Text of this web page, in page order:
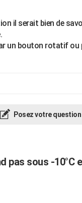
il serait bien de
un bouton rotatif ou
Posez votre question
pas sous -10°C